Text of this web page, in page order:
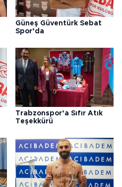
Güneş Güventürk Sebat
Spor’da
Trabzonspor’a Sıfır Atık
Teşekkürü